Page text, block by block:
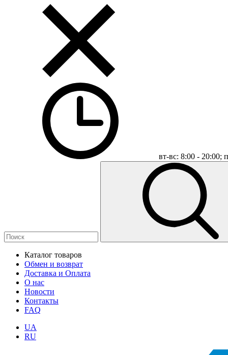
вт-вс: 8:00 - 20:00;
Каталог товаров
Обмен и возврат
Доставка и Оплата
О нас
Новости
Контакты
FAQ
UA
RU